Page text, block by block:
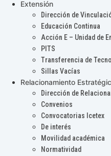
Extensión
Dirección de
Educación Continua
Acción E – Unidad de
PITS
Transferencia de
Sillas Vacías
Relacionamiento
Dirección de
Convenios
Convocatorias Icetex
De interés
Movilidad académica
Normatividad